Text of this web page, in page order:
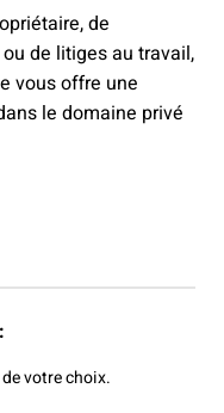
de
de litiges au travail,
vous offre une
le domaine privé
votre choix.